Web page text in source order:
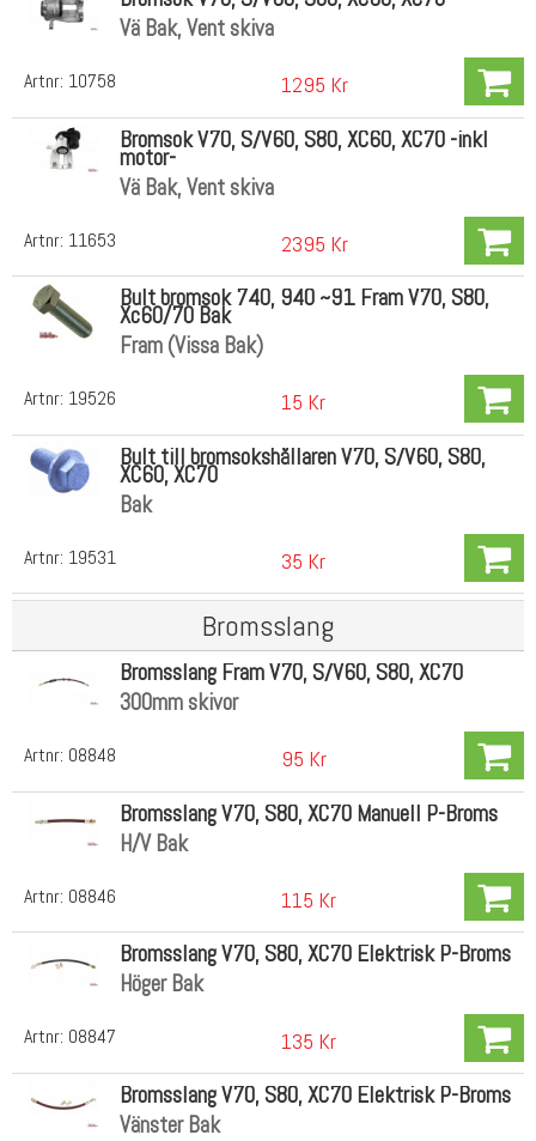
Artnr: 10758
Vä Bak, Vent skiva
1295 Kr
Artnr: 11653
Bromsok V70, S/V60, S80, XC60, XC70 -inkl
motor-
Vä Bak, Vent skiva
2395 Kr
Artnr: 19526
Bult bromsok 740, 940 ~91 Fram V70, S80,
Xc60/70 Bak
Fram (Vissa Bak)
15 Kr
Artnr: 19531
Bult till bromsokshållaren V70, S/V60, S80,
XC60, XC70
Bak
35 Kr
Bromsslang
Artnr: 08848
Bromsslang Fram V70, S/V60, S80, XC70
300mm skivor
95 Kr
Artnr: 08846
Bromsslang V70, S80, XC70 Manuell P-Broms
H/V Bak
115 Kr
Artnr: 08847
Bromsslang V70, S80, XC70 Elektrisk P-Broms
Höger Bak
135 Kr
Bromsslang V70, S80, XC70 Elektrisk P-Broms
Vänster Bak